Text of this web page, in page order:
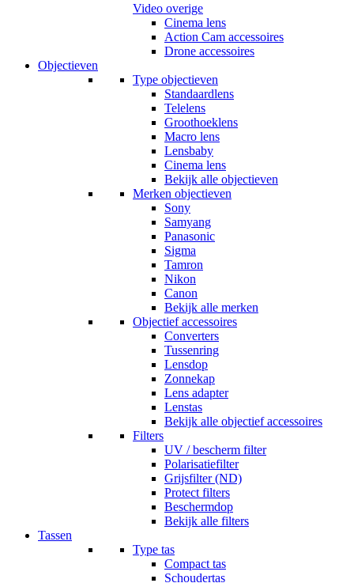
Video overige
Cinema lens
Action Cam accessoires
Drone accessoires
Objectieven
Type objectieven
Standaardlens
Telelens
Groothoeklens
Macro lens
Lensbaby
Cinema lens
Bekijk alle objectieven
Merken objectieven
Sony
Samyang
Panasonic
Sigma
Tamron
Nikon
Canon
Bekijk alle merken
Objectief accessoires
Converters
Tussenring
Lensdop
Zonnekap
Lens adapter
Lenstas
Bekijk alle objectief accessoires
Filters
UV / bescherm filter
Polarisatiefilter
Grijsfilter (ND)
Protect filters
Beschermdop
Bekijk alle filters
Tassen
Type tas
Compact tas
Schoudertas